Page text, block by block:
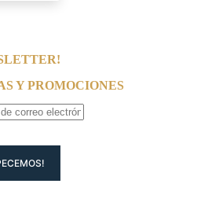
Y PROMOCIONES